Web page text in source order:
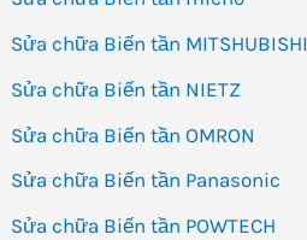
Sửa chữa Biến tần MITSHUBISHI
Sửa chữa Biến tần NIETZ
Sửa chữa Biến tần OMRON
Sửa chữa Biến tần Panasonic
Sửa chữa Biến tần POWTECH